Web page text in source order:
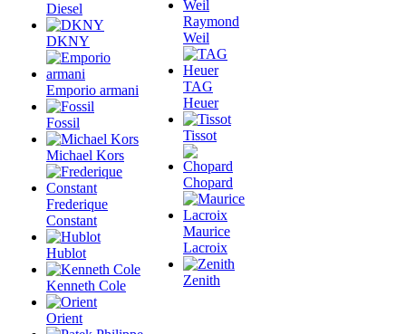
Diesel
DKNY
Emporio armani
Fossil
Michael Kors
Frederique
Constant
Hublot
Kenneth Cole
Orient
Raymond
Weil
TAG
Heuer
Tissot
Chopard
Maurice
Lacroix
Zenith